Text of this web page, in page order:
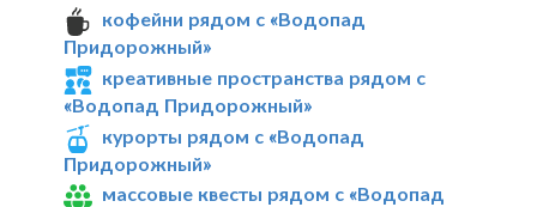
кофейни рядом с «Водопад
Придорожный»
креативные пространства рядом с
«Водопад Придорожный»
курорты рядом с «Водопад
Придорожный»
массовые квесты рядом с «Водопад